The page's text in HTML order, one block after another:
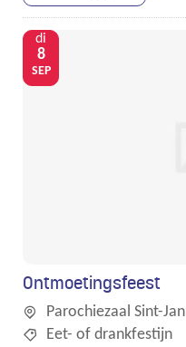
di
8
SEP
Ontmoetingsfeest
Parochiezaal Sint-Jan
Eet- of drankfestijn